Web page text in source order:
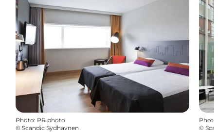
Photo: PR photo
© Scandic Sydhavnen
Photo
©